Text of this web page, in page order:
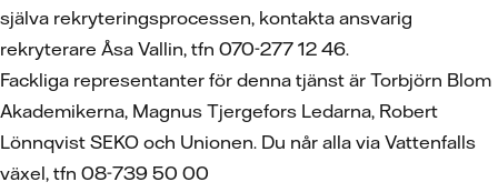
själva rekryteringsprocessen, kontakta ansvarig
rekryterare Åsa Vallin, tfn 070-277 12 46.
Fackliga representanter för denna tjänst är Torbjörn Blom
Akademikerna, Magnus Tjergefors Ledarna, Robert
Lönnqvist SEKO och Unionen. Du når alla via Vattenfalls
växel, tfn 08-739 50 00